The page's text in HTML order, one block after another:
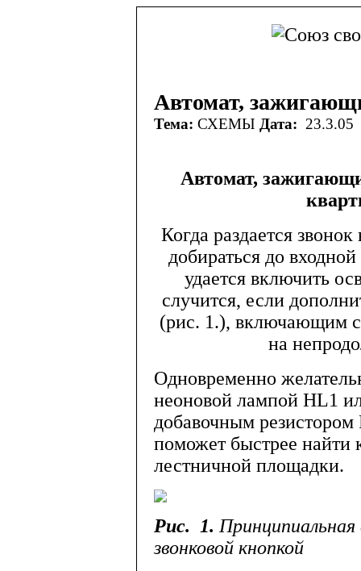
Автомат,
Тема: СХЕМЫ Дата: 23.3.05
Автомат,
Когда раздается
добираться до
удается включить
случится, если
(рис. 1.), включающим
на
Одновременно
неоно­вой лампой HL1
добавочным
поможет быст­рее найти
лестничной площадки.
Рис. 1.
звонковой кнопкой